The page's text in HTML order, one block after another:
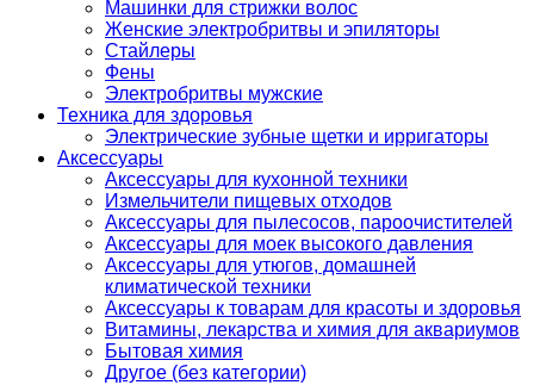
Машинки для стрижки волос
Женские электробритвы и эпиляторы
Стайлеры
Фены
Электробритвы мужские
Техника для здоровья
Электрические зубные щетки и ирригаторы
Аксессуары
Аксессуары для кухонной техники
Измельчители пищевых отходов
Аксессуары для пылесосов, пароочистителей
Аксессуары для моек высокого давления
Аксессуары для утюгов, домашней
климатической техники
Аксессуары к товарам для красоты и здоровья
Витамины, лекарства и химия для аквариумов
Бытовая химия
Другое (без категории)